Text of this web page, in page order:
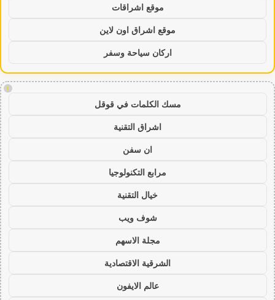
موقع اشراقات
موقع اشراق اون لاين
اركان سياحة وسفر
!
مسك الكلمات في قوقل
اشراق التقنية
ان سفن
مرابع التكنولوجيا
خيال التقنية
شوف ويب
مجلة الاسهم
الشرقية الاقتصادية
عالم الايفون